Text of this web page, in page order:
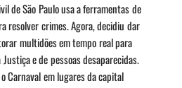
de São Paulo usa a ferramentas de
resolver crimes. Agora, decidiu dar
multidões em tempo real para
e de pessoas desaparecidas.
Carnaval em lugares da capital